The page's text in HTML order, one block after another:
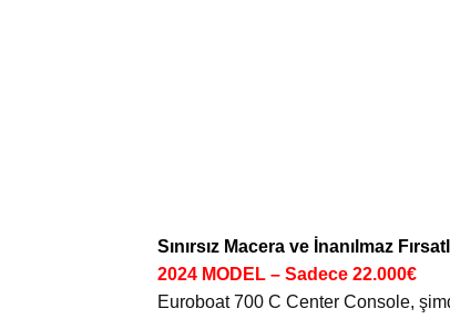
Sınırsız Macera ve İnanılmaz
2024 MODEL – Sadece 22.000€
Euroboat 700 C Center Console,